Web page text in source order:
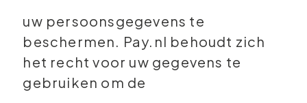
uw persoonsgegevens te
beschermen. Pay.nl behoudt zich
het recht voor uw gegevens te
gebruiken om de